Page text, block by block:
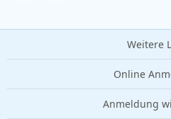
Weitere
Online
Anmeldung